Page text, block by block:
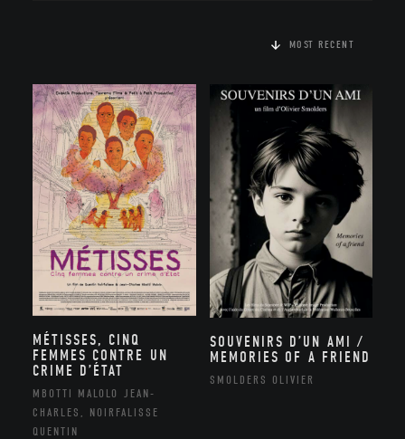
MOST RECENT
MÉTISSES, CINQ
FEMMES CONTRE UN
CRIME D’ÉTAT
MBOTTI MALOLO JEAN-
CHARLES, NOIRFALISSE
QUENTIN
SOUVENIRS D’UN AMI /
MEMORIES OF A FRIEND
SMOLDERS OLIVIER